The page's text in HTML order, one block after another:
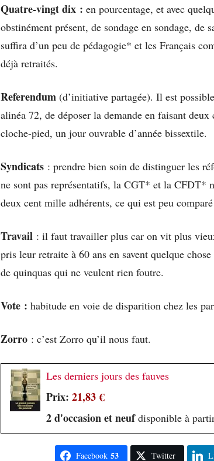
Quatre-vingt dix : en pourcentage, et avec
obstinément présent, de sondage en sondage, de
suffira d’un peu de pédagogie* et les Français
déjà retraités.
Referendum (d’initiative partagée). Il est
alinéa 72, de déposer la demande en faisant
cloche-pied, un jour ouvrable d’année bissextile.
Syndicats : prendre bien soin de distinguer les
ne sont pas représentatifs, la CGT* et la CFDT*
deux cent mille adhérents, ce qui est peu
Travail : il faut travailler plus car on vit plus
pris leur retraite à 60 ans en savent quelque
de quinquas qui ne veulent rien foutre.
Vote : habitude en voie de disparition chez les
Zorro : c’est Zorro qu’il nous faut.
Les derniers jours des fauves
Prix: 21,83 €
2 d'occasion et neufdisponible à
Facebook 53 Twitter